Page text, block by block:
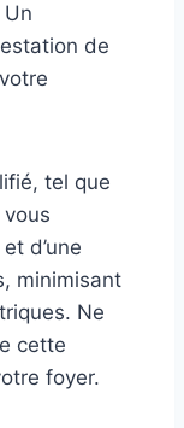
Un
de
tel que
vous
d’une
minimisant
Ne
cette
foyer.